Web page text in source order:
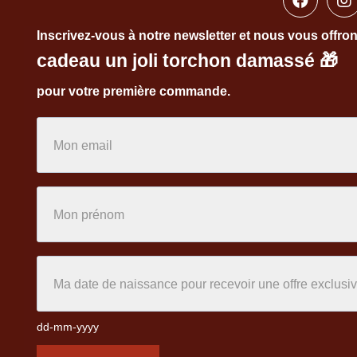
Inscrivez-vous à notre newsletter et nous vous
cadeau un joli torchon damassé 🎁
pour votre première commande.
dd-mm-yyyy